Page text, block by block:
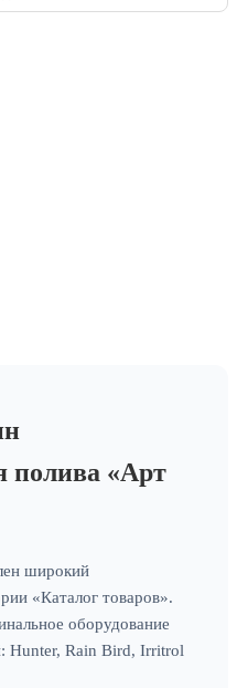
полива «Арт
широкий
«Каталог товаров».
оборудование
Hunter, Rain Bird, Irritrol